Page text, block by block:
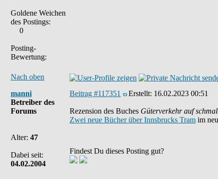
Goldene Weichen
des Postings:
0
Posting-
Bewertung:
Nach oben
manni
Betreiber des
Forums
Alter: 47
Dabei seit:
04.02.2004
Beitrag #117351 Erstellt: 16.02.2023 00:51
Rezension des Buches Güterverkehr auf
Zwei neue Bücher über Innsbrucks Tram im
Findest Du dieses Posting gut?